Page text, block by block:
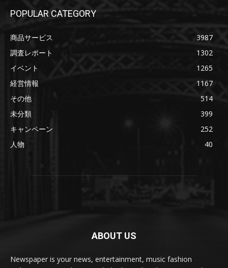
POPULAR CATEGORY
商品サービス
3987
調査レポート
1302
イベント
1265
経営情報
1167
その他
514
未分類
399
キャンペーン
252
人物
40
ABOUT US
Newspaper is your news, entertainment, music fashion